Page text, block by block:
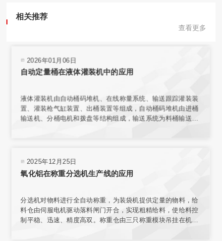
相关推荐
查看更多
2026年01月06日
自动定量桶在液体灌装机中的应用
液体灌装机由自动桶码堆机、在线称量系统、输送跟踪灌装装
置、灌装枪气缸装置、出桶装置等组成，自动桶码堆机由进桶
输送机、分桶电机和拨盘等结构组成，输送系统为料桶输送增
2025年12月25日
氧化铝在称重分选机生产线的应用
分选机对物料进行全自动称重，为装袋机提供定量的物料，给
料仓由伺服电机驱动落料闸门开合，实现粗精给料，使给料控
制平稳、迅速、精度高双。称重仓由三只称重模块吊挂在机架